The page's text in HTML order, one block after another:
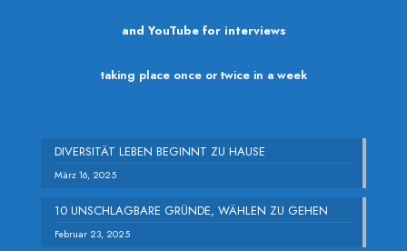
and YouTube for interviews
taking place once or twice in a week
DIVERSITÄT LEBEN BEGINNT ZU HAUSE
März 16, 2025
10 UNSCHLAGBARE GRÜNDE, WÄHLEN ZU GEHEN
Februar 23, 2025